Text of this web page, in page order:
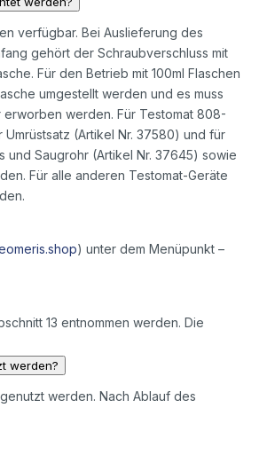
verfügbar. Bei Auslieferung des
gehört der Schraubverschluss mit
Für den Betrieb mit 100ml Flaschen
umgestellt werden und es muss
werden. Für Testomat 808-
(Artikel Nr. 37580) und für
und Saugrohr (Artikel Nr. 37645) sowie
Für alle anderen Testomat-Geräte
) unter dem Menüpunkt –
13 entnommen werden. Die
werden?
werden. Nach Ablauf des